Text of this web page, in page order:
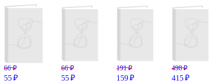
66 ₽
55 ₽
66 ₽
55 ₽
191 ₽
159 ₽
498 ₽
415 ₽